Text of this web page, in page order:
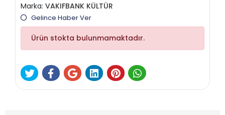
Marka: VAKIFBANK KÜLTÜR
Gelince Haber Ver
Ürün stokta bulunmamaktadır.